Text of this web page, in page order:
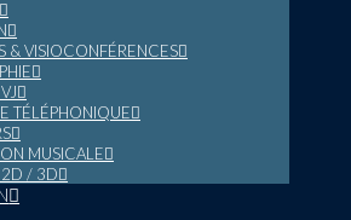
& VISIOCONFÉRENCES
TÉLÉPHONIQUE
MUSICALE
2D / 3D